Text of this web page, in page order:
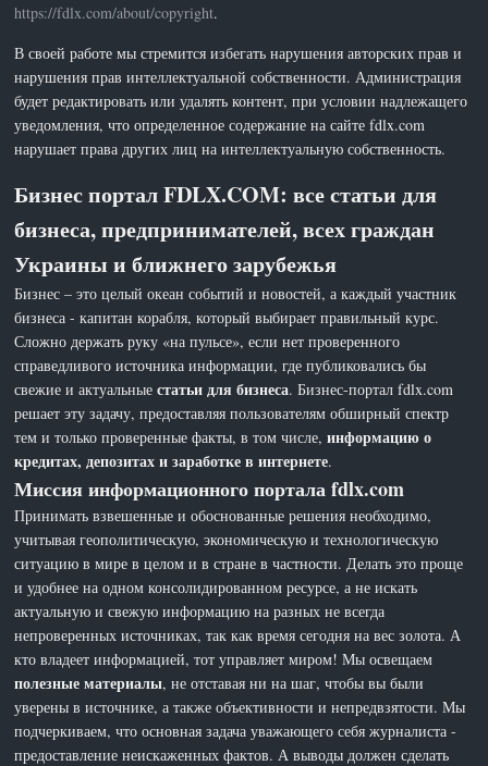
https://fdlx.com/about/copyright.
В своей работе мы стремится избегать нарушения авторских прав и
нарушения прав интеллектуальной собственности. Администрация
будет редактировать или удалять контент, при условии надлежащего
уведомления, что определенное содержание на сайте fdlx.com
нарушает права других лиц на интеллектуальную собственность.
Бизнес портал FDLX.COM: все статьи для
бизнеса, предпринимателей, всех граждан
Украины и ближнего зарубежья
Бизнес – это целый океан событий и новостей, а каждый участник
бизнеса - капитан корабля, который выбирает правильный курс.
Сложно держать руку «на пульсе», если нет проверенного
справедливого источника информации, где публиковались бы
свежие и актуальныестатьи для бизнеса. Бизнес-портал fdlx.com
решает эту задачу, предоставляя пользователям обширный спектр
тем и только проверенные факты, в том числе,информацию о
кредитах, депозитах и заработке в интернете.
Миссия информационного портала fdlx.com
Принимать взвешенные и обоснованные решения необходимо,
учитывая геополитическую, экономическую и технологическую
ситуацию в мире в целом и в стране в частности. Делать это проще
и удобнее на одном консолидированном ресурсе, а не искать
актуальную и свежую информацию на разных не всегда
непроверенных источниках, так как время сегодня на вес золота. А
кто владеет информацией, тот управляет миром! Мы освещаем
полезные материалы, не отставая ни на шаг, чтобы вы были
уверены в источнике, а также объективности и непредвзятости. Мы
подчеркиваем, что основная задача уважающего себя журналиста -
предоставление неискаженных фактов. А выводы должен сделать